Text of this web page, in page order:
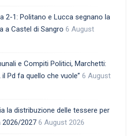
2-1: Politano e Lucca segnano la
a Castel di Sangro 6 August
e Compiti Politici, Marchetti:
il Pd fa quello che vuole” 6 August
la distribuzione delle tessere per
2026/2027 6 August 2026